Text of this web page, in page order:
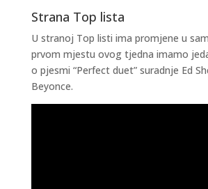
Strana Top lista
U stranoj Top listi ima promjene u
prvom mjestu ovog tjedna imamo
o pjesmi “Perfect duet” suradnje Ed
Beyonce.